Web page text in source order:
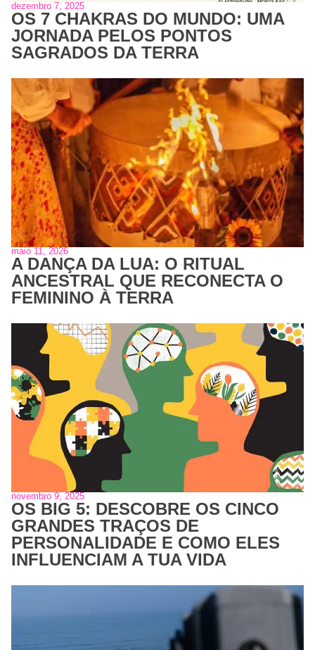
dezembro 7, 2025
OS 7 CHAKRAS DO MUNDO: UMA
JORNADA PELOS PONTOS
SAGRADOS DA TERRA
maio 11, 2026
A DANÇA DA LUA: O RITUAL
ANCESTRAL QUE RECONECTA O
FEMININO À TERRA
novembro 9, 2025
OS BIG 5: DESCOBRE OS CINCO
GRANDES TRAÇOS DE
PERSONALIDADE E COMO ELES
INFLUENCIAM A TUA VIDA